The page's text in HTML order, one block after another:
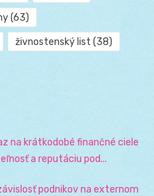
(63)
živnostenský list (38)
na krátkodobé finančné ciele
a reputáciu pod...
podnikov na externom